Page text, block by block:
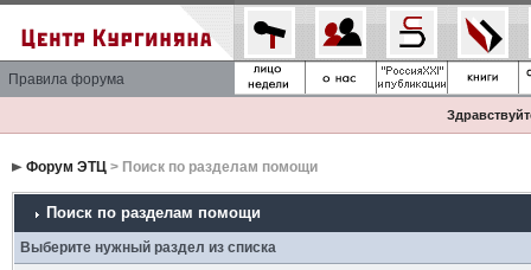
Правила форума
Форум ЭТЦ> Поиск по разделам помощи
Поиск по разделам помощи
Выберите нужный раздел из списка